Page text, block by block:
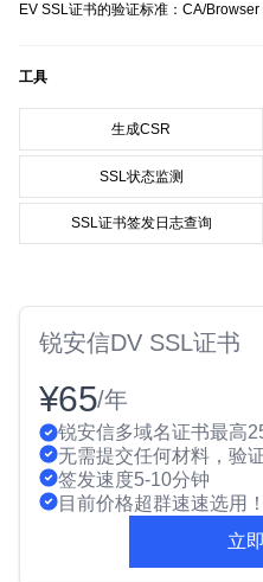
EV SSL证书的验证标准：CA/
工具
生成CSR
SSL状态监测
SSL证书签发日志查询
锐安信DV SSL证书
¥65/年
锐安信多域名证书最高
无需提交任何材料，验
签发速度5-10分钟
目前价格超群速速选用！
立